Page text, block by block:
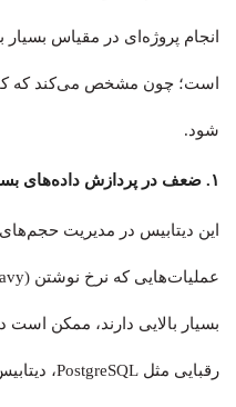
است؛ چون مشخص می‌کند که
شود.
۱. ضعف در پردازش داده‌های بسیار حجیم و کوئری‌های پیچیده
این دیتابیس در مدیریت
بسیار بالایی دارند، ممکن